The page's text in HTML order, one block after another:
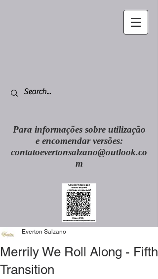
Para informações sobre utilização
e encomendar versões:
contatoevertonsalzano@outlook.co
m
Merrily We Roll Along - Fifth
Transition
Everton Salzano